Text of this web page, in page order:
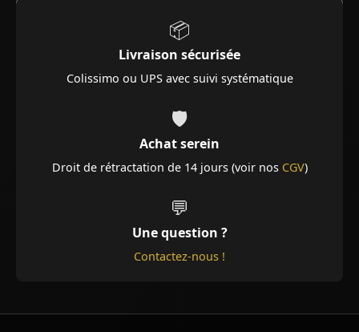
📦
Livraison sécurisée
Colissimo ou UPS avec suivi systématique
🛡️
Achat serein
Droit de rétractation de 14 jours (voir nos CGV)
💬
Une question ?
Contactez-nous !